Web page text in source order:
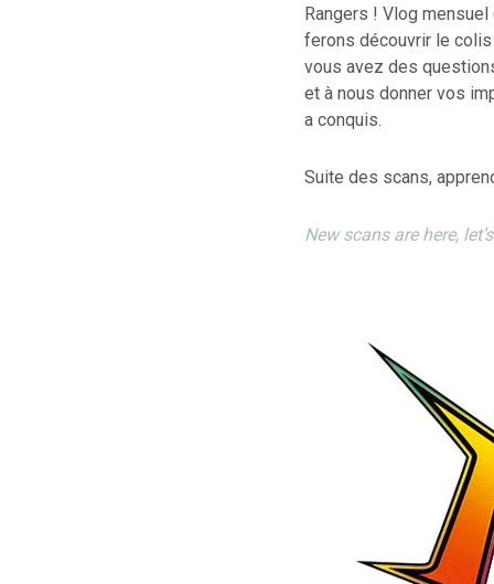
Rangers ! Vlog
ferons découvrir le
vous avez des
et à nous donner vos
a conquis.
Suite des scans,
New scans are here,